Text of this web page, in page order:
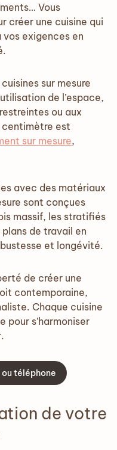
Vous
créer une cuisine qui
vos exigences en
cuisines sur mesure
de l’espace,
ou aux
centimètre est
sur mesure,
avec des matériaux
sont conçues
massif, les stratifiés
de travail en
et longévité.
de créer une
contemporaine,
Chaque cuisine
pour s’harmoniser
téléphone
de votre